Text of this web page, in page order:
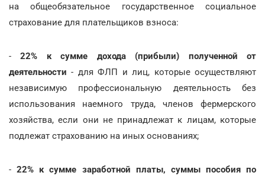
на общеобязательное государственное социальное
страхование для плательщиков взноса:
-22% к сумме дохода (прибыли)
полученной от
деятельности - для ФЛП и лиц, которые осуществляют
независимую профессиональную деятельность без
использования наемного труда, членов фермерского
хозяйства, если они не принадлежат к лицам, которые
подлежат страхованию на иных основаниях;
- 22% к сумме заработной платы, суммы пособия по